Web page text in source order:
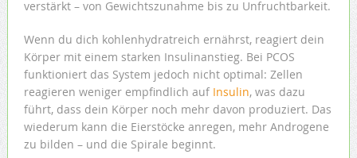
verstärkt – von Gewichtszunahme bis zu Unfruchtbarkeit.
Wenn du dich kohlenhydratreich ernährst, reagiert dein
Körper mit einem starken Insulinanstieg. Bei PCOS
funktioniert das System jedoch nicht optimal: Zellen
reagieren weniger empfindlich auf Insulin, was dazu
führt, dass dein Körper noch mehr davon produziert. Das
wiederum kann die Eierstöcke anregen, mehr Androgene
zu bilden – und die Spirale beginnt.